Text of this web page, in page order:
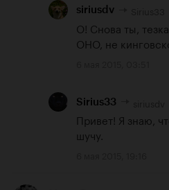
siriusdv
О! Снова ты,
ОНО, не
Sirius33
Привет! Я знаю,
шучу.